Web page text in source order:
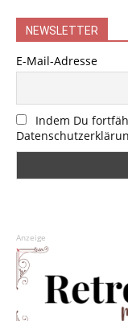
NEWSLETTER
E-Mail-Adresse
Indem Du
Anzeige